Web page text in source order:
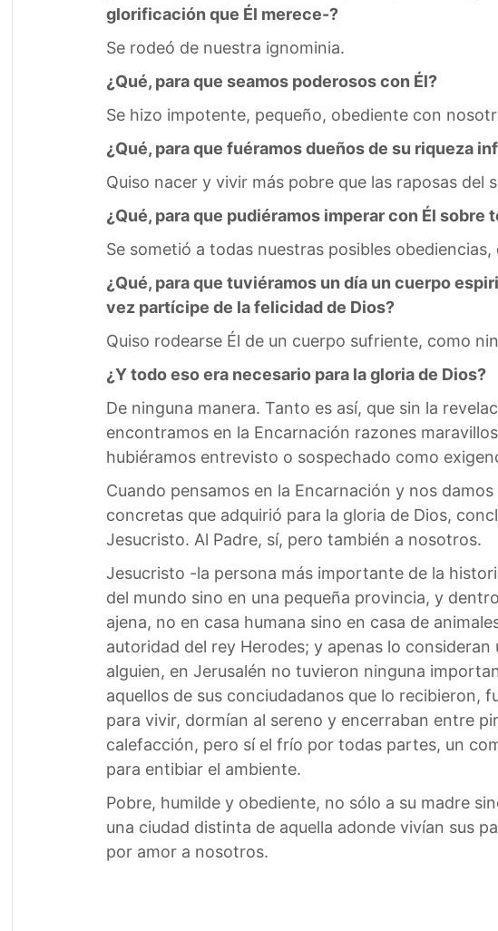
glorificación que Él merece-?
Se rodeó de nuestra ignominia.
¿Qué, para que seamos poderosos con Él?
Se hizo impotente, pequeño, obediente con
¿Qué, para que fuéramos dueños de su riqueza
Quiso nacer y vivir más pobre que las raposas del
¿Qué, para que pudiéramos imperar con Él sobre
Se sometió a todas nuestras posibles obediencias,
¿Qué, para que tuviéramos un día un cuerpo
vez partícipe de la felicidad de Dios?
Quiso rodearse Él de un cuerpo sufriente, como
¿Y todo eso era necesario para la gloria de Dios?
De ninguna manera. Tanto es así, que sin la
encontramos en la Encarnación razones
hubiéramos entrevisto o sospechado como
Cuando pensamos en la Encarnación y nos
concretas que adquirió para la gloria de Dios,
Jesucristo. Al Padre, sí, pero también a nosotros.
Jesucristo -la persona más importante de la
del mundo sino en una pequeña provincia, y
ajena, no en casa humana sino en casa de
autoridad del rey Herodes; y apenas lo
alguien, en Jerusalén no tuvieron ninguna
aquellos de sus conciudadanos que lo recibieron,
para vivir, dormían al sereno y encerraban entre
calefacción, pero sí el frío por todas partes, un
para entibiar el ambiente.
Pobre, humilde y obediente, no sólo a su madre
una ciudad distinta de aquella adonde vivían sus
por amor a nosotros.